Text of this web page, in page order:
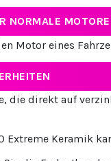
NORMALE
Motor eines
die direkt auf
Extreme Keramik